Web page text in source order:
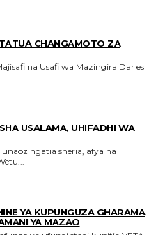
CHANGAMOTO ZA
USALAMA, UHIFADHI WA
sheria, afya na
Wetu...
YA KUPUNGUZA GHARAMA
YA MAZAO